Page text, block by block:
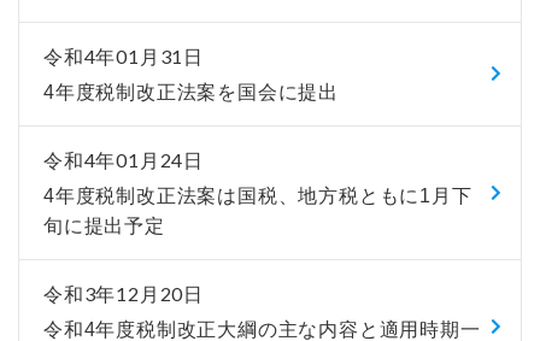
令和4年01月31日
4年度税制改正法案を国会に提出
令和4年01月24日
4年度税制改正法案は国税、地方税ともに1月下
旬に提出予定
令和3年12月20日
令和4年度税制改正大綱の主な内容と適用時期一